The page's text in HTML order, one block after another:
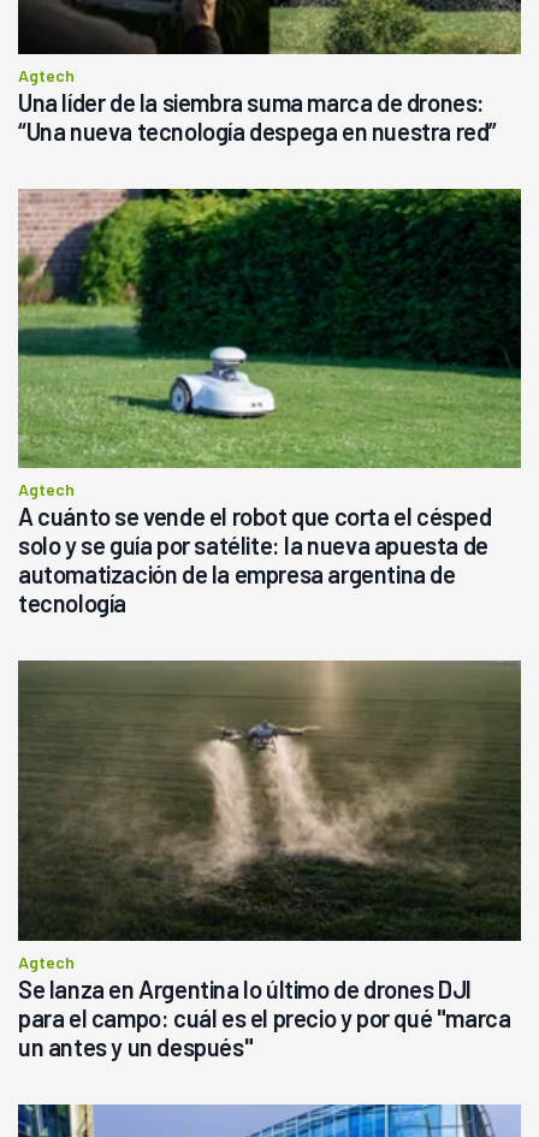
Agtech
Una líder de la siembra suma marca de drones:
“Una nueva tecnología despega en nuestra red”
Agtech
A cuánto se vende el robot que corta el césped
solo y se guía por satélite: la nueva apuesta de
automatización de la empresa argentina de
tecnología
Agtech
Se lanza en Argentina lo último de drones DJI
para el campo: cuál es el precio y por qué "marca
un antes y un después"